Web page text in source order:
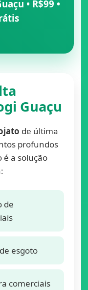
• R$99 •
Guaçu
de última
profundos
é a solução
de
esgoto
comerciais